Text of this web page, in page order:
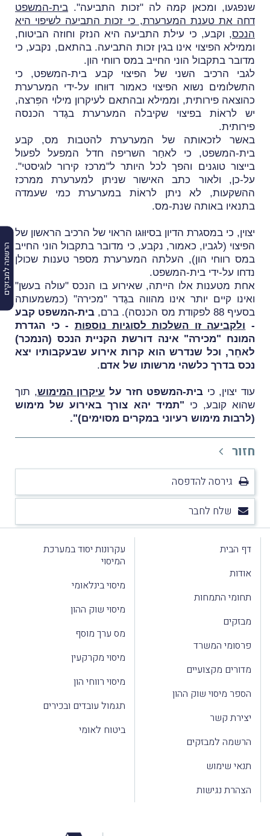
הרשמה למבזקים
שנפגעו, ומכאן קמה לה "זכות התביעה". בית-המשפט
דחה את טענת המערערת, כי זכות התביעה לשיפוי היא
הנכס, וקבע, כי עילת התביעה היא הנזק וחוזה הביטוח,
וממילא הפיצוי אינו בגין זכות התביעה. בהתאם, נקבע, כי
מדובר בתקבול הוני החייב במס רווחי הון.
לגבי הרכיב השני של הפיצוי קבע בית-המשפט, כי
התשלומים נשוא הפיצוי כאמור דוּוחו על-ידי המערערת
כהוצאה פירותית, וממילא ובהתאם לעיקרון מילוי הפִּרצה,
יש לראוֹת בפיצוי שקיבלה המערערת בגֶדר הכנסה
פירותית.
באשר לזכאותה של המערערת להטבות מס, קבע
בית-המשפט, כי לאחַר השריפה חדל המפעל לפעול
בייצור טוגנים והפך לכל היותר ל"מרכז קירור לוגיסטי".
על-כן, ולאור כתב האישור שניתן למערערת ממרכז
ההשקעות, לא ניתן לראוֹת במערערת כמי שעמדה
בתנאיו באותה שנת-מס.
יצוין, כי במסגרת הדיון בסיוּוגו הראוי של הרכיב הראשון של
הפיצוי (לגביו, כאמור, נקבע, כי מדובר בתקבול הוני החייב
במס רווחי הון), העלתה המערערת מספר טענות שכולן
נדחו על-ידי בית-המשפט.
אחת מטענות אלו הייתה, שאירוע בו הנכס "עולה בעשן"
ואינו קיים יותר אינו מהווה בגֶדר "מכירה" (כמשמעותה
בסעיף 88 לפקודת מס הכנסה). ברם,
בית-המשפט קבע
- ולקביעה זו השלכות לסוגיות נוספות - כי הגדרת
המונח "מכירה" אינה דורשת הקניית הנכס (הנמכר)
לאחֵר, וכל שנדרש הוא קרות אירוע שבעקבותיו יצא
נכס בדרך כלשהי מרשותו של אדם.
עוד יצוין, כי בית-המשפט חזר על עיקרון המימוש, תוך
שהוא קובע, כי "תמיד יהא צורך באירוע של מימוש
(לרבות מימוש רעיוני במקרים מסוימים)".
חזור
גירסה להדפסה
שלח לחבר
דף הבית
אודות
תחומי התמחות
מבזקים
פרסומי המשרד
מדורים מקצועיים
הספר מיסוי שוק ההון
יצירת קשר
הרשמה למבזקים
תנאי שימוש
הצהרת נגישות
עקרונות יסוד במערכת
המיסוי
מיסוי בינלאומי
מיסוי שוק ההון
מס ערך מוסף
מיסוי מקרקעין
מיסוי רווחי הון
תגמול עובדים ובכירים
ביטוח לאומי